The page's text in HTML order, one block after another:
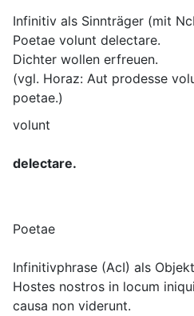
Infinitiv als Sinnträger (mit
Poetae volunt delectare.
Dichter wollen erfreuen.
(vgl. Horaz: Aut prodesse
poetae.)
volunt
delectare.
Poetae
Infinitivphrase (AcI) als
Hostes nostros in locum
causa non viderunt.